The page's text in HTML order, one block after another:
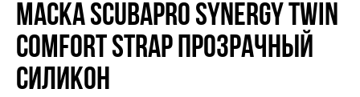
МАСКА SCUBAPRO SYNERGY TWIN
COMFORT STRAP ПРОЗРАЧНЫЙ
СИЛИКОН